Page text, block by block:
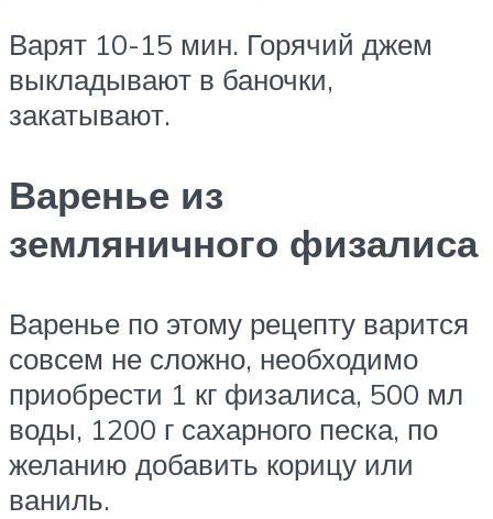
Варят 10-15 мин. Горячий джем
выкладывают в баночки,
закатывают.
Варенье из
земляничного физалиса
Варенье по этому рецепту варится
совсем не сложно, необходимо
приобрести 1 кг физалиса, 500 мл
воды, 1200 г сахарного песка, по
желанию добавить корицу или
ваниль.